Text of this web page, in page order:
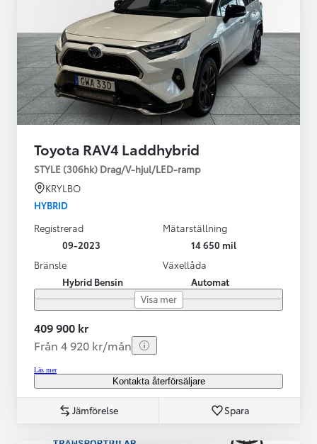
Toyota RAV4 Laddhybrid
STYLE (306hk) Drag/V-hjul/LED-ramp
KRYLBO
HYBRID
Registrerad
09-2023
Mätarställning
14 650 mil
Bränsle
Hybrid Bensin
Växellåda
Automat
Visa mer
409 900 kr
Från 4 920 kr/mån
Läs mer
Kontakta återförsäljare
Jämförelse Spara